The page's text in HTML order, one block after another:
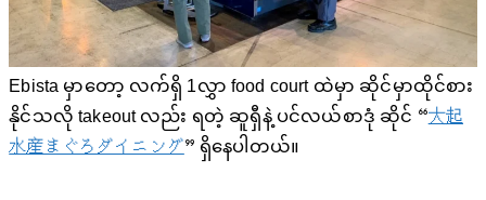
Ebista မှာတော့ လက်ရှိ 1လွှာ food court ထဲမှာ ဆိုင်မှာထိုင်စား
နိုင်သလို takeout လည်း ရတဲ့ ဆူရှီနဲ့ ပင်လယ်စာဒုံ ဆိုင် “大起
水産まぐろダイニング” ရှိနေပါတယ်။